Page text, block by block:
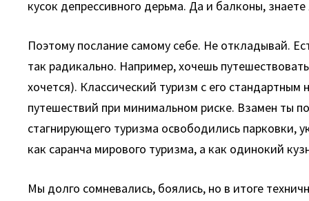
кусок депрессивного дерьма. Да и балконы,
Поэтому послание самому себе. Не откладывай.
так радикально. Например, хочешь
хочется). Классический туризм с его
путешествий при минимальном риске. Взамен ты
стагнирующего туризма освободились парковки,
как саранча мирового туризма, а как одинокий
Мы долго сомневались, боялись, но в итоге